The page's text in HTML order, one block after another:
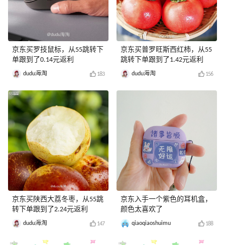
京东买罗技鼠标，从55跳转下
单跟到了0.14元返利
dudu海淘 183
京东买陕西大荔冬枣，从55跳
转下单跟到了2.24元返利
dudu海淘 147
京东买普罗旺斯西红柿，从55
跳转下单跟到了1.42元返利
dudu海淘 156
京东入手一个紫色的耳机盒，
颜色太喜欢了
qiaoqiaoshuimu 188